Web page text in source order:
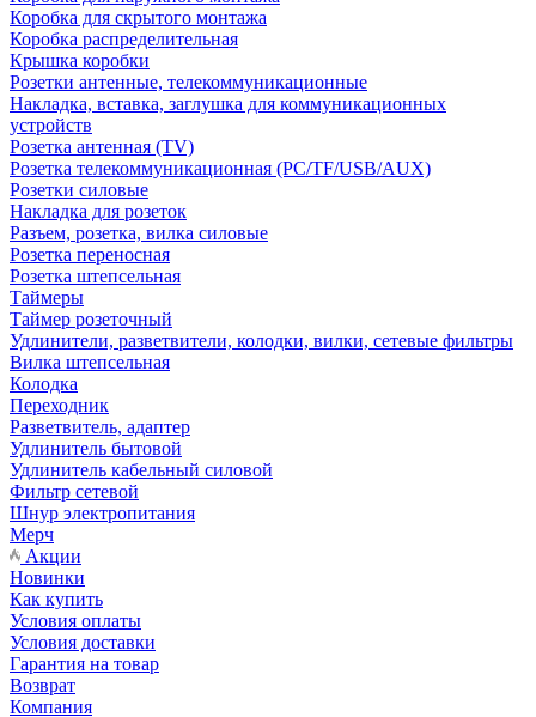
Коробка для скрытого монтажа
Коробка распределительная
Крышка коробки
Розетки антенные, телекоммуникационные
Накладка, вставка, заглушка для коммуникационных
устройств
Розетка антенная (TV)
Розетка телекоммуникационная (PC/TF/USB/AUX)
Розетки силовые
Накладка для розеток
Разъем, розетка, вилка силовые
Розетка переносная
Розетка штепсельная
Таймеры
Таймер розеточный
Удлинители, разветвители, колодки, вилки, сетевые фильтры
Вилка штепсельная
Колодка
Переходник
Разветвитель, адаптер
Удлинитель бытовой
Удлинитель кабельный силовой
Фильтр сетевой
Шнур электропитания
Мерч
Акции
Новинки
Как купить
Условия оплаты
Условия доставки
Гарантия на товар
Возврат
Компания